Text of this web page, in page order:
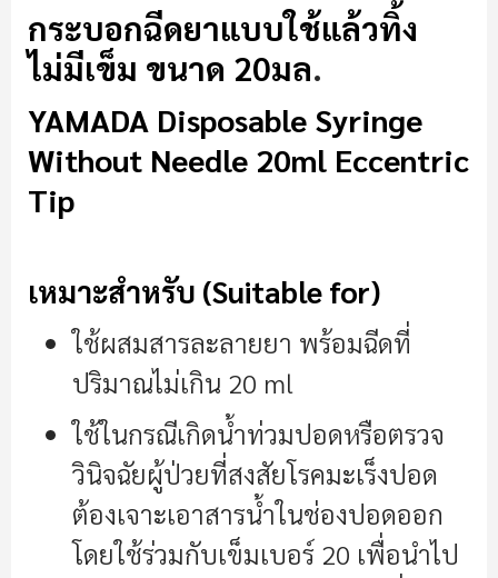
กระบอกฉีดยาแบบใช้แล้วทิ้ง
ไม่มีเข็ม ขนาด 20มล.
YAMADA Disposable Syringe
Without Needle 20ml Eccentric
Tip
เหมาะสำหรับ (Suitable for)
ใช้ผสมสารละลายยา พร้อมฉีดที่
ปริมาณไม่เกิน 20 ml
ใช้ในกรณีเกิดน้ำท่วมปอดหรือตรวจ
วินิจฉัยผู้ป่วยที่สงสัยโรคมะเร็งปอด
ต้องเจาะเอาสารน้ำในช่องปอดออก
โดยใช้ร่วมกับเข็มเบอร์ 20 เพื่อนำไป